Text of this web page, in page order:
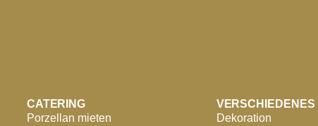
CATERING
Porzellan mieten
VERSCHIEDENES
Dekoration